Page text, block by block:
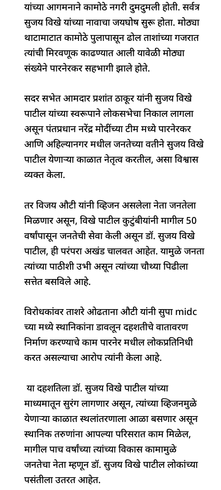
यांच्या आगमनाने कामोठे नगरी दुमदुमली होती. सर्वत्र
सुजय विखे यांच्या नावाचा जयघोष सुरू होता. मोठ्या
थाटामाटात कामोठे पुलापासून ढोल ताशांच्या गजरात
त्यांची मिरवणूक काढण्यात आली यावेळी मोठ्या
संख्येने पारनेरकर सहभागी झाले होते.
सदर सभेत आमदार प्रशांत ठाकूर यांनी सुजय विखे
पाटील यांच्या स्वरूपाने लोकसभेचा निकाल लागला
असून पंतप्रधान नरेंद्र मोदींच्या टीम मध्ये पारनेरकर
आणि अहिल्यानगर मधील जनतेच्या वतीने सुजय विखे
पाटील येणाऱ्या काळात नेतृत्व करतील, असा विश्वास
व्यक्त केला.
तर विजय औटी यांनी व्हिजन असलेला नेता जनतेला
मिळणार असून, विखे पाटील कुटुंबीयांनी मागील 50
वर्षांपासून जनतेची सेवा केली असून डॉ. सुजय विखे
पाटील, ही परंपरा अखंड चालवत आहेत. यामुळे जनता
त्यांच्या पाठीशी उभी असून त्यांच्या चौथ्या पिढीला
सत्तेत बसविले आहे.
विरोधकांवर ताशरे ओढताना औटी यांनी सुपा midc
च्या मध्ये स्थानिकांना डावलून दहशतीचे वातावरण
निर्माण करण्याचे काम पारनेर मधील लोकप्रतिनिधी
करत असल्याचा आरोप त्यांनी केला आहे.
या दहशतिला डॉ. सुजय विखे पाटील यांच्या
माध्यमातून सुरंग लागणार असून, त्यांच्या व्हिजनमुळे
येणाऱ्या काळात स्थलांतरणाला आळा बसणार असून
स्थानिक तरुणांना आपल्या परिसरात काम मिळेल,
मागील पाच वर्षांच्या त्यांच्या विकास कामामुळे
जनतेचा नेता म्हणून डॉ. सुजय विखे पाटील लोकांच्या
पसंतीला उतरत आहेत.